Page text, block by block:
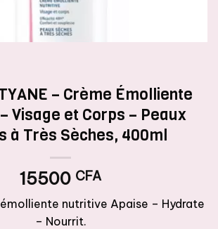
– Crème Émolliente
Visage et Corps – Peaux
à Très Sèches, 400ml
15500 CFA
nutritive Apaise – Hydrate
– Nourrit.